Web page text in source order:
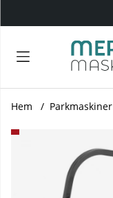
Hem Parkmaskiner
Produktbilder P524X